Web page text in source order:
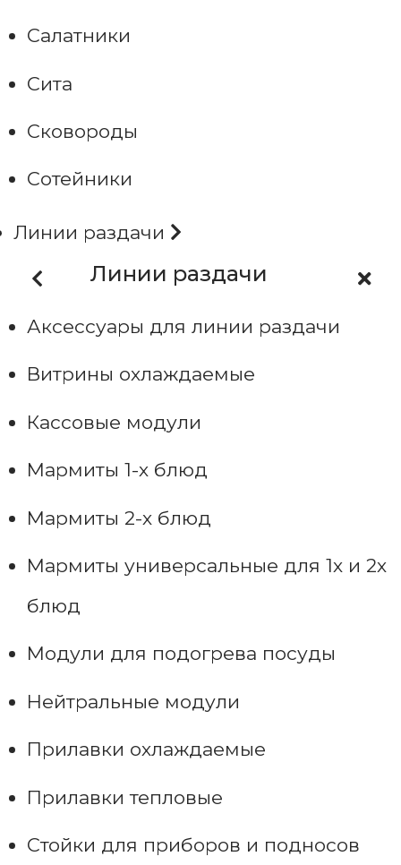
Салатники
Сита
Сковороды
Сотейники
Линии раздачи
Линии раздачи
Аксессуары для линии раздачи
Витрины охлаждаемые
Кассовые модули
Мармиты 1-х блюд
Мармиты 2-х блюд
Мармиты универсальные для 1х и 2х
блюд
Модули для подогрева посуды
Нейтральные модули
Прилавки охлаждаемые
Прилавки тепловые
Стойки для приборов и подносов